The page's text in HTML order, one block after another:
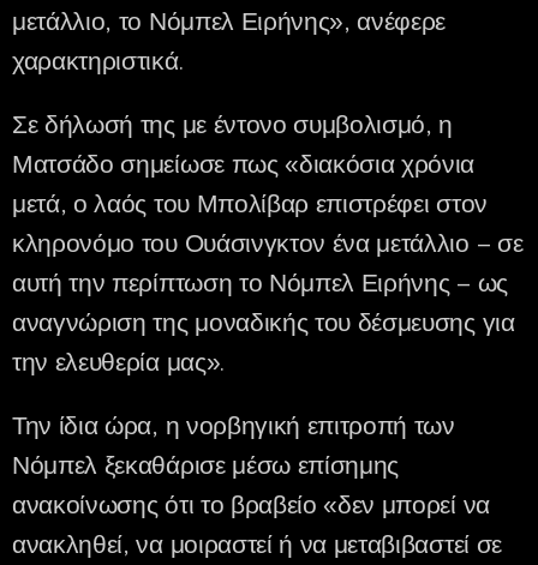
μετάλλιο, το Νόμπελ Ειρήνης», ανέφερε
χαρακτηριστικά.
Σε δήλωσή της με έντονο συμβολισμό, η
Ματσάδο σημείωσε πως «διακόσια χρόνια
μετά, ο λαός του Μπολίβαρ επιστρέφει στον
κληρονόμο του Ουάσινγκτον ένα μετάλλιο – σε
αυτή την περίπτωση το Νόμπελ Ειρήνης – ως
αναγνώριση της μοναδικής του δέσμευσης για
την ελευθερία μας».
Την ίδια ώρα, η νορβηγική επιτροπή των
Νόμπελ ξεκαθάρισε μέσω επίσημης
ανακοίνωσης ότι το βραβείο «δεν μπορεί να
ανακληθεί, να μοιραστεί ή να μεταβιβαστεί σε